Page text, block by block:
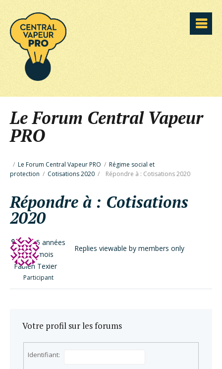
Le Forum Central Vapeur
PRO
/ Le Forum Central Vapeur PRO / Régime social et
protection / Cotisations 2020 / Répondre à : Cotisations 2020
Répondre à : Cotisations
2020
il y a 5 années
et 9 mois
Fabien Texier
Participant
Replies viewable by members only
Votre profil sur les forums
Identifiant: